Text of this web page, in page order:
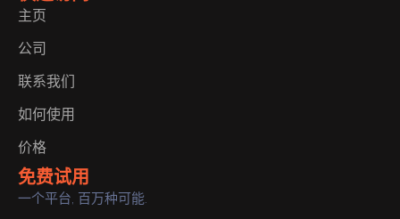
主页
公司
联系我们
如何使用
价格
免费试用
一个平台, 百万种可能.